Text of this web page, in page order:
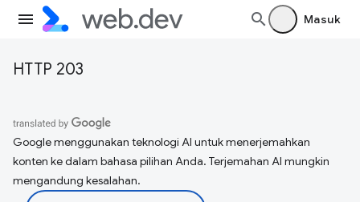
Masuk
HTTP 203
Google menggunakan teknologi AI untuk menerjemahkan
konten ke dalam bahasa pilihan Anda. Terjemahan AI mungkin
mengandung kesalahan.